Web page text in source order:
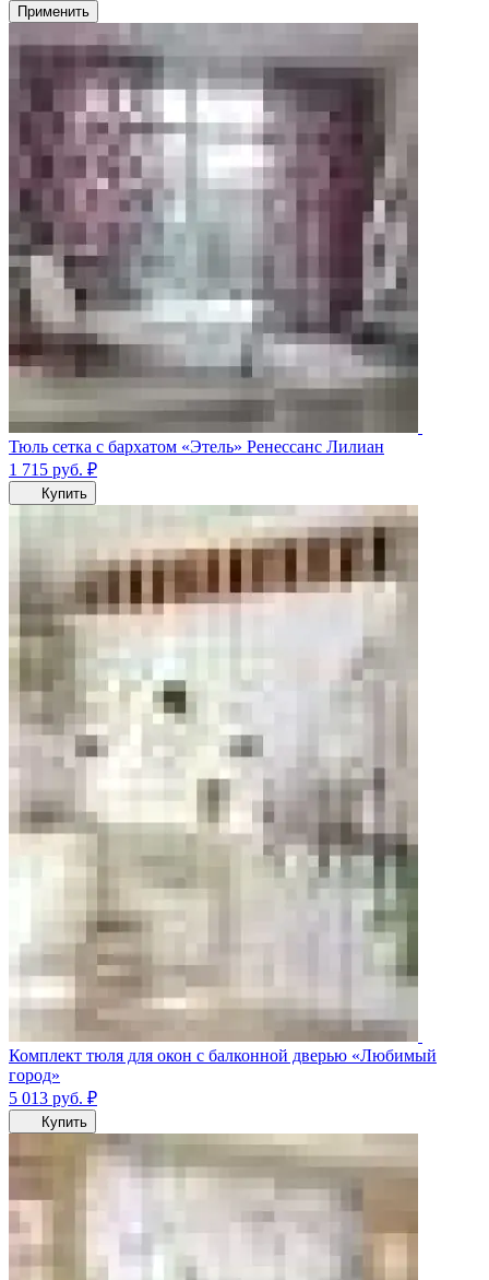
Применить
Тюль сетка с бархатом «Этель» Ренессанс Лилиан
1 715 руб. ₽
Купить
Комплект тюля для окон с балконной дверью «Любимый
город»
5 013 руб. ₽
Купить